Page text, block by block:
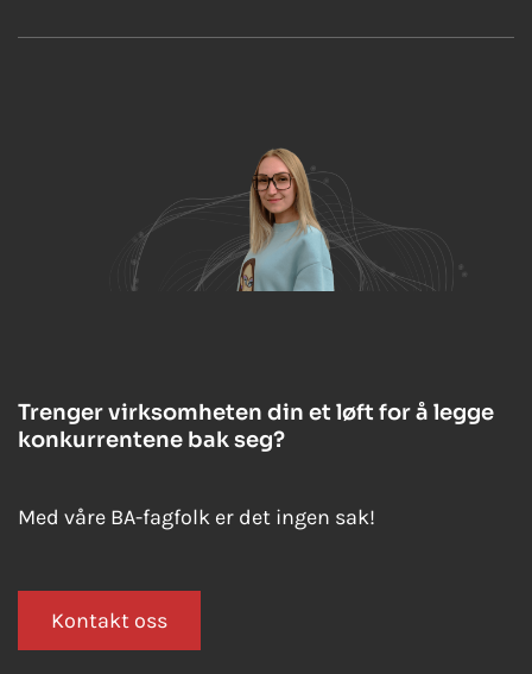
Trenger virksomheten din et løft for å legge
konkurrentene bak seg?
Med våre BA-fagfolk er det ingen sak!
Kontakt oss